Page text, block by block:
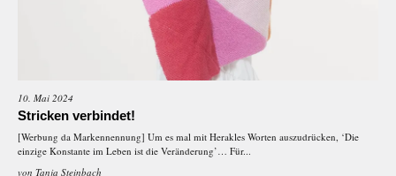
10. Mai 2024
Stricken verbindet!
[Werbung da Markennennung] Um es mal mit Herakles Worten auszudrücken, ‘Die
einzige Konstante im Leben ist die Veränderung’… Für...
von Tanja Steinbach